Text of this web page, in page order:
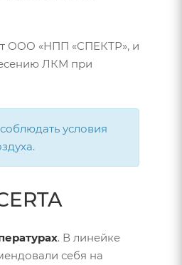
ООО «НПП «СПЕКТР», и
ЛКМ при
условия
. В линейке
себя на